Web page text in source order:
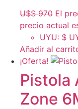
U$S970 El
precio actual
UYU: $
Añadir al
¡Oferta!
Pistola
Zone